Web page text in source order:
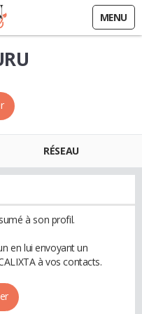
MENU
RÉSEAU
à son profil.
en lui envoyant un
à vos contacts.